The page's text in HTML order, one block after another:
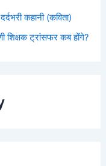
कहानी (कविता)
ट्रांसफर कब होंगे?